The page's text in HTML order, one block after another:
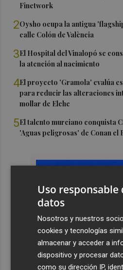
Finetwork
2Oysho ocupa la antigua
calle Colón de València
3El Hospital del Vinalopó se
la atención al nacimiento
4El proyecto 'Gramola' evalúa
para reducir las alteraciones
mollar de Elche
5El talento murciano conquista
'Aguas peligrosas' de Conan el
Uso responsable
datos
Nosotros y nuestros
cookies y tecnologías
almacenar y acceder a
dispositivo y procesar
como su dirección IP,